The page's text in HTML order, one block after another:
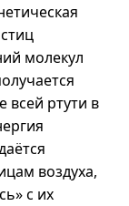
молекул
всей ртути в
воздуха,
с их